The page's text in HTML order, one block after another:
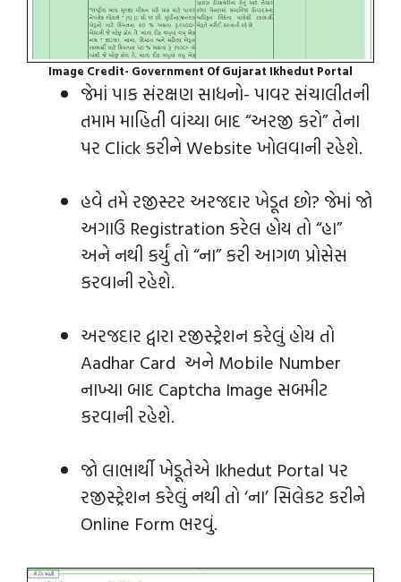
Image Credit- Government Of Gujarat Ikhedut Portal
જેમાં પાક સંરક્ષણ સાધનો- પાવર સંચાલીતની
તમામ માહિતી વાંચ્યા બાદ “અરજી કરો” તેના
પર Click કરીને Website ખોલવાની રહેશે.
હવે તમે રજીસ્ટર અરજદાર ખેડૂત છો? જેમાં જો
અગાઉ Registration કરેલ હોય તો “હા”
અને નથી કર્યું તો “ના” કરી આગળ પ્રોસેસ
કરવાની રહેશે.
અરજદાર દ્વારા રજીસ્ટ્રેશન કરેલું હોય તો
Aadhar Card અને Mobile Number
નાખ્યા બાદ Captcha Image સબમીટ
કરવાની રહેશે.
જો લાભાર્થી ખેડૂતેએ Ikhedut Portal પર
રજીસ્ટ્રેશન કરેલું નથી તો ‘ના’ સિલેકટ કરીને
Online Form ભરવું.